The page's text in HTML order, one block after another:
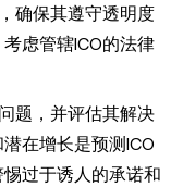
确保其遵守透明度
虑管辖ICO的法律
题，并评估其解决
在增长是预测ICO
过于诱人的承诺和